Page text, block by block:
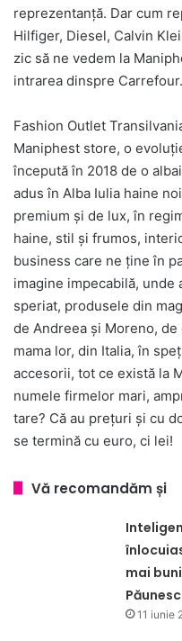
reprezentanță. Dar cum
Hilfiger, Diesel, Calvin
zic să ne vedem la
intrarea dinspre Carrefour.
Fashion Outlet
Maniphest store, o
începută în 2018 de o
adus în Alba Iulia haine
premium și de lux, în
haine, stil și frumos,
business care ne ține în
imagine impecabilă, unde
speriat, produsele din
de Andreea și Moreno,
mama lor, din Italia, în
accesorii, tot ce există la
numele firmelor mari,
tare? Că au prețuri și cu
se termină cu euro, ci lei!
Vă recomandăm și
mai
11 iunie